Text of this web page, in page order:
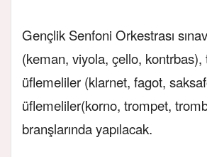
Gençlik Senfoni Orkestrası
(keman, viyola, çello, kontrbas),
üflemeliler (klarnet, fagot,
üflemeliler(korno, trompet,
branşlarında yapılacak.